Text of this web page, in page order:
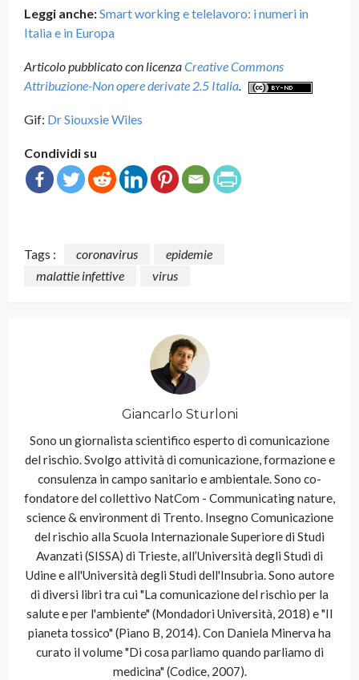
Leggi anche:Smart working e telelavoro: i numeri in
Italia e in Europa
Articolo pubblicato con licenzaCreative Commons
Attribuzione-Non opere derivate 2.5 Italia.
Gif: Dr Siouxsie Wiles
Condividi su
Tags : coronavirus
epidemie
malattie infettive
virus
Giancarlo Sturloni
Sono un giornalista scientifico esperto di comunicazione
del rischio. Svolgo attività di comunicazione, formazione e
consulenza in campo sanitario e ambientale. Sono co-
fondatore del collettivo NatCom - Communicating nature,
science & environment di Trento. Insegno Comunicazione
del rischio alla Scuola Internazionale Superiore di Studi
Avanzati (SISSA) di Trieste, all’Università degli Studi di
Udine e all'Università degli Studi dell'Insubria. Sono autore
di diversi libri tra cui "La comunicazione del rischio per la
salute e per l'ambiente" (Mondadori Università, 2018) e "Il
pianeta tossico" (Piano B, 2014). Con Daniela Minerva ha
curato il volume "Di cosa parliamo quando parliamo di
medicina" (Codice, 2007).